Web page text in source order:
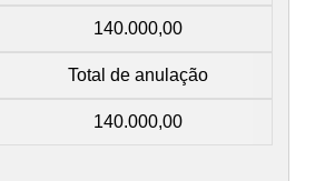
140.000,00
Total de anulação
140.000,00